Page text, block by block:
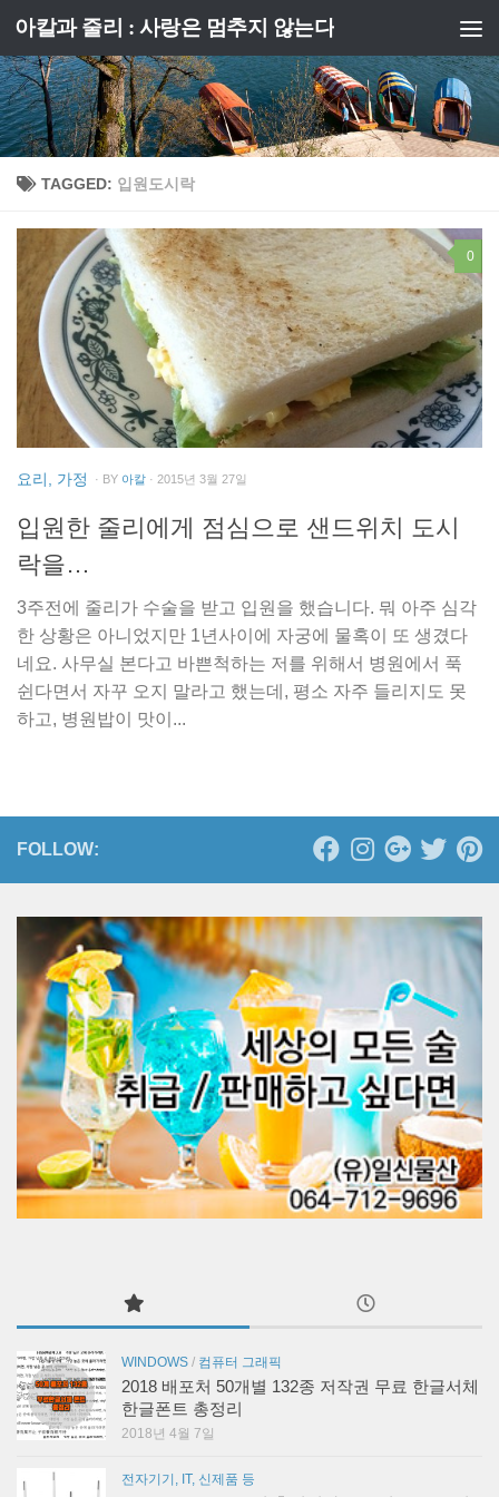
Skip to content
아칼과 줄리 : 사랑은 멈추지 않는다
TAGGED: 입원도시락
0
요리, 가정 · BY 아칼 · 2015년 3월 27일
입원한 줄리에게 점심으로 샌드위치 도시
락을…
3주전에 줄리가 수술을 받고 입원을 했습니다. 뭐 아주 심각
한 상황은 아니었지만 1년사이에 자궁에 물혹이 또 생겼다
네요. 사무실 본다고 바쁜척하는 저를 위해서 병원에서 푹
쉰다면서 자꾸 오지 말라고 했는데, 평소 자주 들리지도 못
하고, 병원밥이 맛이...
FOLLOW:
WINDOWS / 컴퓨터 그래픽
2018 배포처 50개별 132종 저작권 무료 한글서체
한글폰트 총정리
2018년 4월 7일
전자기기, IT, 신제품 등